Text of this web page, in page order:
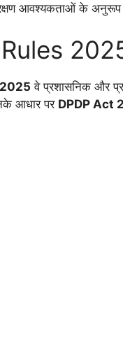
आवश्यकताओं के अनुरूप
वे प्रशासनिक और
आधार पर DPDP Act